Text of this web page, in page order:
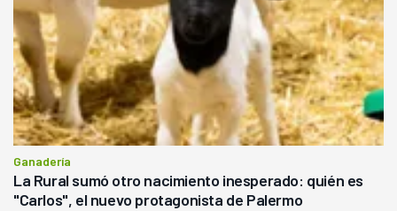
Ganadería
La Rural sumó otro nacimiento inesperado: quién es
"Carlos", el nuevo protagonista de Palermo